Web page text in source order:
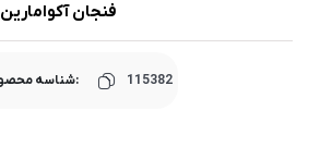
فنجان آکوامارین 9310 بسته 6 عددی
شناسه محصول: 115382